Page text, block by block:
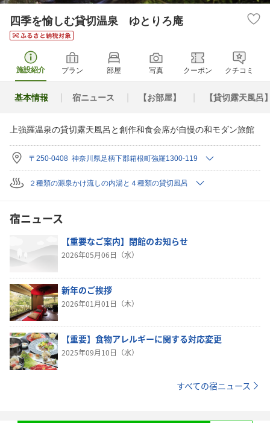
四季を愉しむ貸切温泉 ゆとりろ庵
施設紹介 プラン 部屋 写真 クーポン クチコミ
基本情報 宿ニュース 【お部屋】 【貸切露天風呂
上強羅温泉の貸切露天風呂と創作和食会席が自慢の和モダン旅館
〒250-0408 神奈川県足柄下郡箱根町強羅1300-119
２種類の源泉かけ流しの内湯と４種類の貸切風呂
宿ニュース
【重要なご案内】閉館のお知らせ
2026年05月06日（水）
新年のご挨拶
2026年01月01日（木）
【重要】食物アレルギーに関する対応変更
2025年09月10日（水）
すべての宿ニュース